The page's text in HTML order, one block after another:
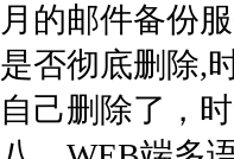
月的邮件备份
是否彻底删除,
自己删除了，